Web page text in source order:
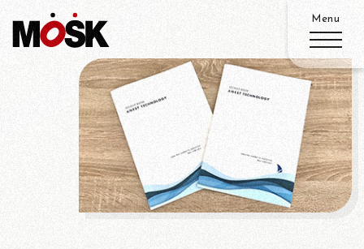
ABOUT
SERVICE